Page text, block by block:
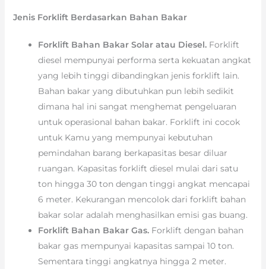
Jenis Forklift Berdasarkan Bahan Bakar
Forklift Bahan Bakar Solar atau Diesel. Forklift
diesel mempunyai performa serta kekuatan angkat
yang lebih tinggi dibandingkan jenis forklift lain.
Bahan bakar yang dibutuhkan pun lebih sedikit
dimana hal ini sangat menghemat pengeluaran
untuk operasional bahan bakar. Forklift ini cocok
untuk Kamu yang mempunyai kebutuhan
pemindahan barang berkapasitas besar diluar
ruangan. Kapasitas forklift diesel mulai dari satu
ton hingga 30 ton dengan tinggi angkat mencapai
6 meter. Kekurangan mencolok dari forklift bahan
bakar solar adalah menghasilkan emisi gas buang.
Forklift Bahan Bakar Gas. Forklift dengan bahan
bakar gas mempunyai kapasitas sampai 10 ton.
Sementara tinggi angkatnya hingga 2 meter.